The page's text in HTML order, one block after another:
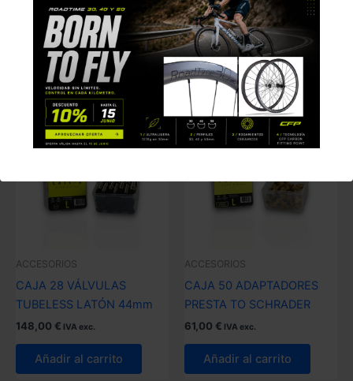
223,00€IVA exc.
Añadir al carrito
251,00€IVA exc.
Añadir al carrito
ACCESORIOS
CAJA 28 VÁLVULAS
TUBELESS LATÓN 44mm
148,00 € IVA exc.
Añadir al carrito
ACCESORIOS
CAJA 50 ADAPTADORES
PRESTA TO SCHRADER
61,00 € IVA exc.
Añadir al carrito